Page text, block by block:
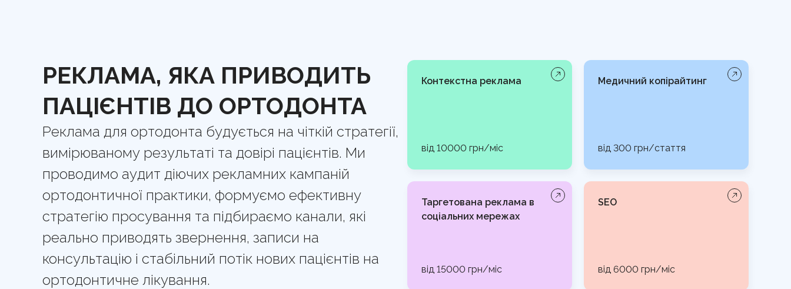
експертну присутність у Google, підкреслюємо професіоналізм
ортодонта, сучасні методи лікування та прогнозовані
результати, щоб сайт займав високі позиції й викликав довіру
пацієнтів.
РЕКЛАМА, ЯКА ПРИВОДИТЬ
ПАЦІЄНТІВ ДО ОРТОДОНТА
Реклама для ортодонта будується на чіткій стратегії,
вимірюваному результаті та довірі пацієнтів. Ми
проводимо аудит діючих рекламних кампаній
ортодонтичної практики, формуємо ефективну
стратегію просування та підбираємо канали, які
реально приводять звернення, записи на
консультацію і стабільний потік нових пацієнтів на
ортодонтичне лікування.
Контекстна реклама
від 10000 грн/міс
Медичний копірайтинг
від 300 грн/стаття
Таргетована реклама в
соціальних мережах
від 15000 грн/міс
SEO
від 6000 грн/міс